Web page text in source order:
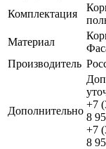
Комплектация
Материал
Производитель
Дополнительно
+7
8
+7
8